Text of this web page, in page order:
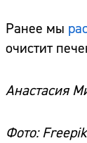
Ранее мы
очистит
Анастасия
Фото: Freepik